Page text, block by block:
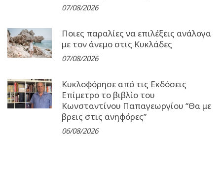
07/08/2026
Ποιες παραλίες να επιλέξεις ανάλογα
με τον άνεμο στις Κυκλάδες
07/08/2026
Κυκλοφόρησε από τις Εκδόσεις
Επίμετρο το βιβλίο του
Κωνσταντίνου Παπαγεωργίου “Θα με
βρεις στις ανηφόρες”
06/08/2026